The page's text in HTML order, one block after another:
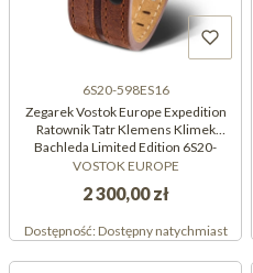
6S20-598ES16
Zegarek Vostok Europe Expedition
Ratownik Tatr Klemens Klimek
Bachleda Limited Edition 6S20-
598ES16 (6S20598ES16)
VOSTOK EUROPE
2 300,00 zł
Dostępność:Dostępny natychmiast